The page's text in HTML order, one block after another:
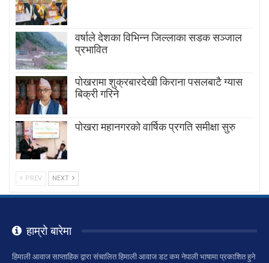
वर्षाले देशका विभिन्न जिल्लाका सडक सञ्जाल
प्रभावित
पोखरामा शुक्रबारदेखी किराना पसलबाटै ग्यास
बिक्री गरिने
पोखरा महानगरको वार्षिक प्रगति समीक्षा सुरु
PREV NEXT
हाम्रो बारेमा
हिमाली आवाज साप्ताहिक द्वारा संचालित हिमाली आवाज डट कम नेपाली भाषामा प्रकाशित हुने